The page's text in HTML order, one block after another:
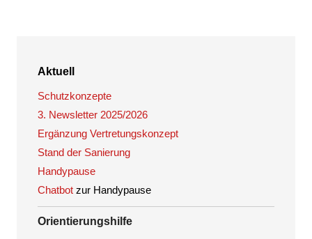
Aktuell
Schutzkonzepte
3. Newsletter 2025/2026
Ergänzung Vertretungskonzept
Stand der Sanierung
Handypause
Chatbotzur Handypause
Orientierungshilfe